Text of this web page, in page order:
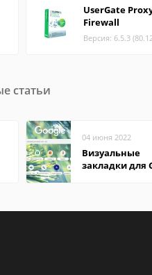
UserGate
Firewall
Версия: 6.5.3
статьи
04 июня 2022
Визуальные
закладки для